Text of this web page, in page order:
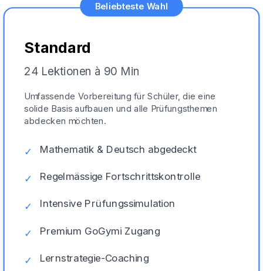
Beliebteste Wahl
Standard
24 Lektionen à 90 Min
Umfassende Vorbereitung für Schüler, die eine
solide Basis aufbauen und alle Prüfungsthemen
abdecken möchten.
✓ Mathematik & Deutsch abgedeckt
✓ Regelmässige Fortschrittskontrolle
✓ Intensive Prüfungssimulation
✓ Premium GoGymi Zugang
✓ Lernstrategie-Coaching